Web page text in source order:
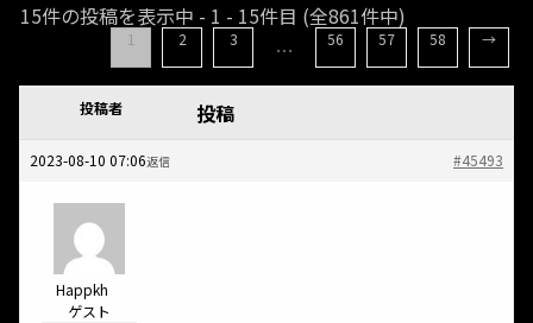
15件の投稿を表示中 - 1 - 15件目 (全861件中)
1 2 3 … 56 57 58 →
投稿者 投稿
2023-08-10 07:06 #45493
返信
Happkh
ゲスト